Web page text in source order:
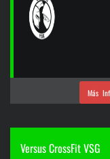
Más
Versus CrossFit VSG